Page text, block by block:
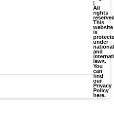
|
All
rights
This
website
is
under
national
and
laws.
You
can
find
our
Privacy
Policy
here.